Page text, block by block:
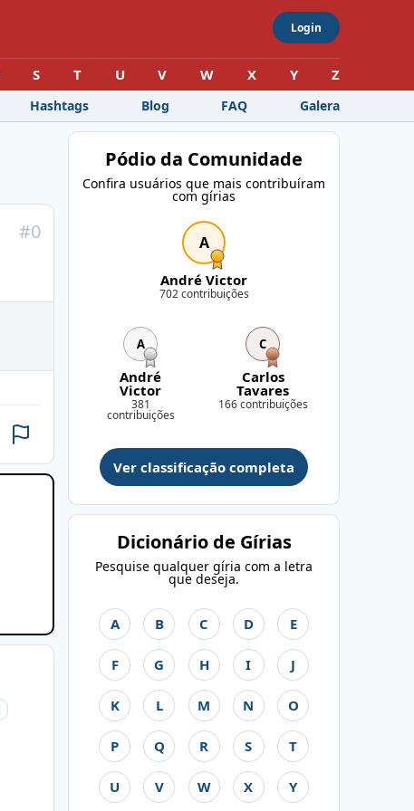
Login
S T U V W X Y Z
Hashtags Blog FAQ Galera
#0
Pódio da Comunidade
Confira usuários que mais contribuíram
com gírias
A
André Victor
702 contribuições
A
André
Victor
381
contribuições
C
Carlos
Tavares
166 contribuições
Ver classificação completa
Dicionário de Gírias
Pesquise qualquer gíria com a letra
que deseja.
A B C D E
F G H I J
K L M N O
P Q R S T
U V W X Y